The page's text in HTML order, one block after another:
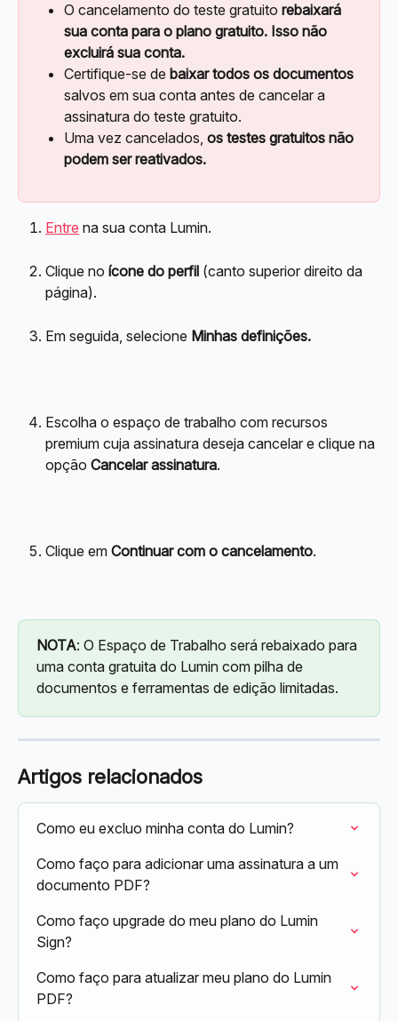
O cancelamento do teste gratuito rebaixará
sua conta para o plano gratuito. Isso não
excluirá sua conta.
Certifique-se de baixar todos os documentos
salvos em sua conta antes de cancelar a
assinatura do teste gratuito.
Uma vez cancelados, os testes gratuitos não
podem ser reativados.
Entre na sua conta Lumin.
Clique no ícone do perfil (canto superior direito da
página).
Em seguida, selecione Minhas definições.
Escolha o espaço de trabalho com recursos
premium cuja assinatura deseja cancelar e clique na
opção Cancelar assinatura.
Clique em Continuar com o cancelamento.
NOTA: O Espaço de Trabalho será rebaixado para
uma conta gratuita do Lumin com pilha de
documentos e ferramentas de edição limitadas.
Artigos relacionados
Como eu excluo minha conta do Lumin?
Como faço para adicionar uma assinatura a um
documento PDF?
Como faço upgrade do meu plano do Lumin
Sign?
Como faço para atualizar meu plano do Lumin
PDF?